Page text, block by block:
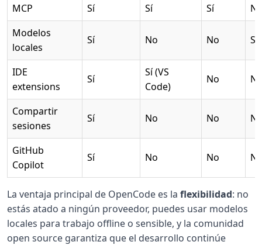
MCP
Sí Sí Sí
Modelos
locales
Sí No No Sí
IDE
extensions
Sí
Sí (VS
Code)
No
Compartir
sesiones
Sí No No
GitHub
Copilot
Sí No No
La ventaja principal de OpenCode es la flexibilidad: no
estás atado a ningún proveedor, puedes usar modelos
locales para trabajo offline o sensible, y la comunidad
open source garantiza que el desarrollo continúe